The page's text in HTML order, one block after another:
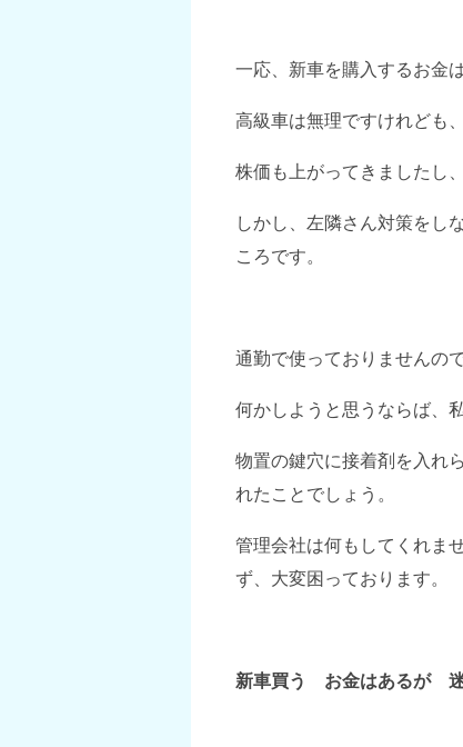
一応、新車を購入するお金
高級車は無理ですけれども
株価も上がってきましたし
しかし、左隣さん対策をし
ころです。
通勤で使っておりませんの
何かしようと思うならば、
物置の鍵穴に接着剤を入れ
れたことでしょう。
管理会社は何もしてくれま
ず、大変困っております。
新車買う お金はあるが